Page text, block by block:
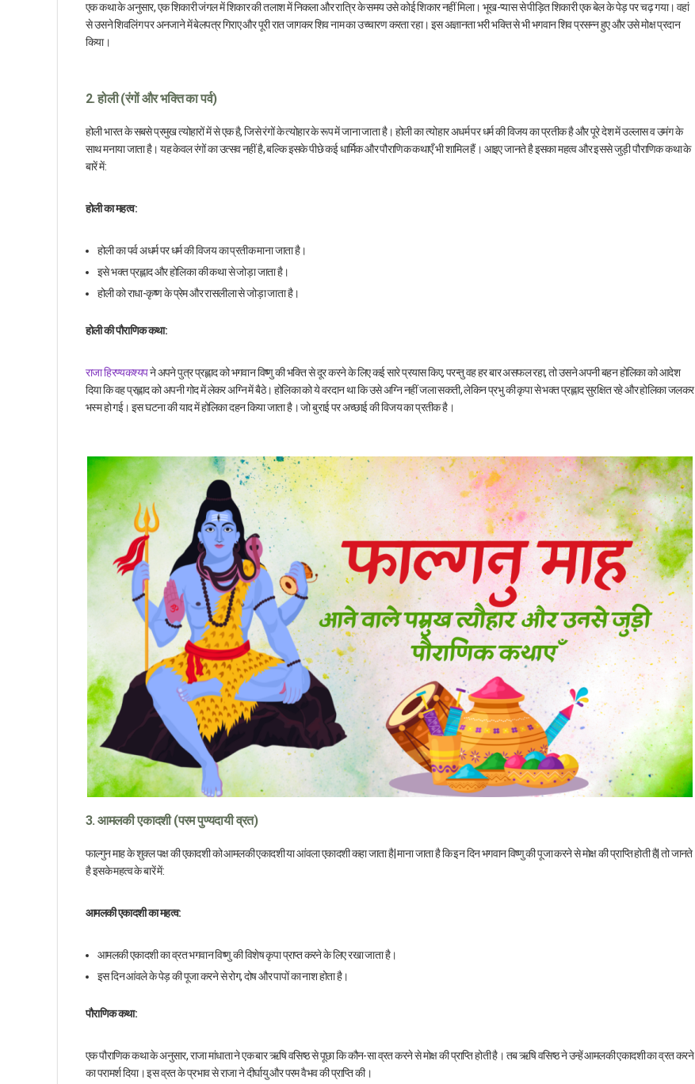
एक कथा के अनुसार, एक शिकारी जंगल में शिकार की तलाश में निकला और रात्रि के समय उसे कोई शिकार नहीं मिला। भूख-प्यास से पीड़ित शिकारी एक बेल के पेड़ पर चढ़ गया। वहां
से उसने शिवलिंग पर अनजाने में बेलपत्र गिराए और पूरी रात जागकर शिव नाम का उच्चारण करता रहा। इस अज्ञानता भरी भक्ति से भी भगवान शिव प्रसन्न हुए और उसे मोक्ष प्रदान
किया।
2. होली (रंगों और भक्ति का पर्व)
होली भारत के सबसे प्रमुख त्योहारों में से एक है, जिसे रंगों के त्योहार के रूप में जाना जाता है। होली का त्योहार अधर्म पर धर्म की विजय का प्रतीक है और पूरे देश में उल्लास व उमंग के
साथ मनाया जाता है। यह केवल रंगों का उत्सव नहीं है, बल्कि इसके पीछे कई धार्मिक और पौराणिक कथाएँ भी शामिल हैं। आइए जानते है इसका महत्व और इससे जुड़ी पौराणिक कथा के
बारें में:
होली का महत्व:
होली का पर्व अधर्म पर धर्म की विजय का प्रतीक माना जाता है।
इसे भक्त प्रह्लाद और होलिका की कथा से जोड़ा जाता है।
होली को राधा-कृष्ण के प्रेम और रासलीला से जोड़ा जाता है।
होली की पौराणिक कथा:
राजा हिरण्यकश्यपने अपने पुत्र प्रह्लाद को भगवान विष्णु की भक्ति से दूर करने के लिए कई सारे प्रयास किए, परन्तु वह हर बार असफल रहा, तो उसने अपनी बहन होलिका को आदेश
दिया कि वह प्रह्लाद को अपनी गोद में लेकर अग्नि में बैठे। होलिका को ये वरदान था कि उसे अग्नि नहीं जला सकती, लेकिन प्रभु की कृपा से भक्त प्रह्लाद सुरक्षित रहे और होलिका जलकर
भस्म हो गई। इस घटना की याद में होलिका दहन किया जाता है। जो बुराई पर अच्छाई की विजय का प्रतीक है।
3. आमलकी एकादशी (परम पुण्यदायी व्रत)
फाल्गुन माह के शुक्ल पक्ष की एकादशी को आमलकी एकादशी या आंवला एकादशी कहा जाता है| माना जाता है कि इन दिन भगवान विष्णु की पूजा करने से मोक्ष की प्राप्ति होती है| तो जानते
है इसके महत्व के बारें में:
आमलकी एकादशी का महत्व:
आमलकी एकादशी का व्रत भगवान विष्णु की विशेष कृपा प्राप्त करने के लिए रखा जाता है।
इस दिन आंवले के पेड़ की पूजा करने से रोग, दोष और पापों का नाश होता है।
पौराणिक कथा:
एक पौराणिक कथा के अनुसार, राजा मांधाता ने एक बार ऋषि वसिष्ठ से पूछा कि कौन-सा व्रत करने से मोक्ष की प्राप्ति होती है। तब ऋषि वसिष्ठ ने उन्हें आमलकी एकादशी का व्रत करने
का परामर्श दिया। इस व्रत के प्रभाव से राजा ने दीर्घायु और परम वैभव की प्राप्ति की।